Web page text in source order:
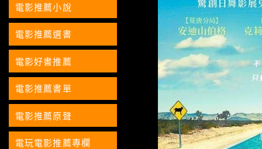
電影推薦小說
電影推薦選書
電影好書推薦
電影推薦書單
電影推薦原聲
電玩電影推薦專欄